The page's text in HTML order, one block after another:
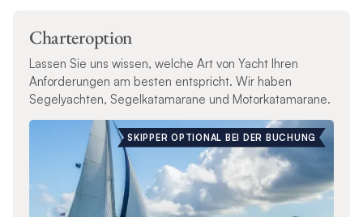
Charteroption
Lassen Sie uns wissen, welche Art von Yacht Ihren
Anforderungen am besten entspricht. Wir haben
Segelyachten, Segelkatamarane und Motorkatamarane.
SKIPPER OPTIONAL BEI DER BUCHUNG